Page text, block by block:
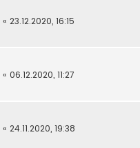
« 23.12.2020, 16:15
« 06.12.2020, 11:27
« 24.11.2020, 19:38